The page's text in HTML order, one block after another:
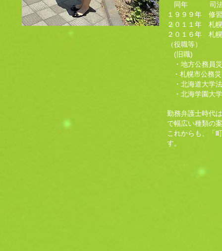
同年 司法研
１９９９年 修
２０１１年 札
２０１６年 札
（役職等）
(旧職)
・地方公務員
・札幌市公務
・ 北海道大学
・北海学園大
勤務弁護士時代
で幅広い種類の
これからも、「
す。